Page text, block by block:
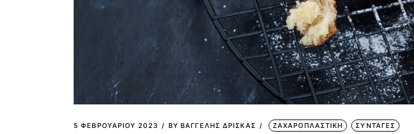
5 ΦΕΒΡΟΥΑΡΊΟΥ 2023 BY ΒΑΓΓΕΛΗΣ ΔΡΙΣΚΑΣ ΖΑΧΑΡΟΠΛΑΣΤΙΚΗ ΣΥΝΤΑΓΕΣ